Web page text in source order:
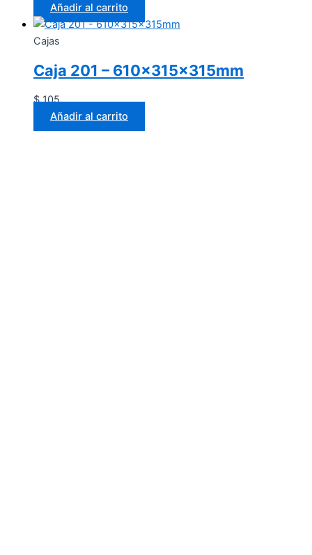
Añadir al carrito
Cajas
Caja 201 – 610x315x315mm
$105
Añadir al carrito